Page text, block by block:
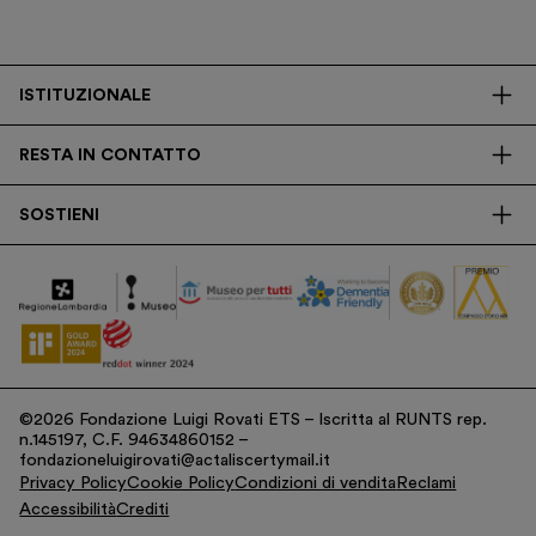
ISTITUZIONALE
Trasparenza
Ricerca
RESTA IN CONTATTO
SOSTIENI
Corporate
Donazioni
5x1000
©2026 Fondazione Luigi Rovati ETS – Iscritta al RUNTS rep.
n.145197, C.F. 94634860152 –
fondazioneluigirovati@actaliscertymail.it
Privacy PolicyCookie PolicyCondizioni di vendita Reclami
AccessibilitàCrediti